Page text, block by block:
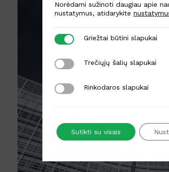
Norėdami sužinoti daugiau apie
nustatymus, atidarykite
Griežtai būtini slapukai
Griežtai būtini slapukai
Trečiųjų šalių slapukai
Trečiųjų šalių slapukai
Rinkodaros slapukai
Rinkodaros slapukai
Sutikti su visais